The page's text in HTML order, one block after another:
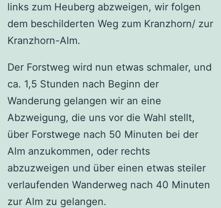
links zum Heuberg abzweigen, wir folgen
dem beschilderten Weg zum Kranzhorn/ zur
Kranzhorn-Alm.
Der Forstweg wird nun etwas schmaler, und
ca. 1,5 Stunden nach Beginn der
Wanderung gelangen wir an eine
Abzweigung, die uns vor die Wahl stellt,
über Forstwege nach 50 Minuten bei der
Alm anzukommen, oder rechts
abzuzweigen und über einen etwas steiler
verlaufenden Wanderweg nach 40 Minuten
zur Alm zu gelangen.